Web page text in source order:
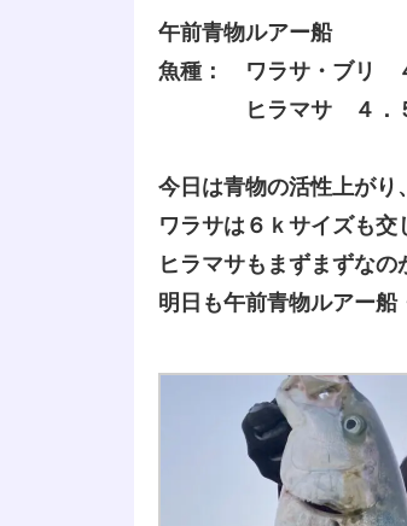
午前青物ルアー船
魚種： ワラサ・ブリ
ヒラマサ ４．５
今日は青物の活性上がり
ワラサは６ｋサイズも
ヒラマサもまずまずなの
明日も午前青物ルアー船